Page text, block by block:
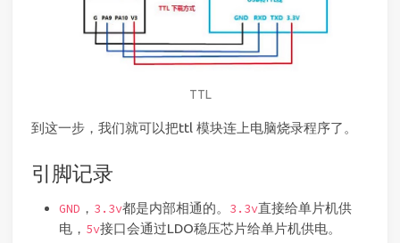
TTL
到这一步，我们就可以把ttl 模块连上电脑烧录程序了。
引脚记录
GND ， 3.3v都是内部相通的。 3.3v直接给单片机供
电， 5v接口会通过LDO稳压芯片给单片机供电。